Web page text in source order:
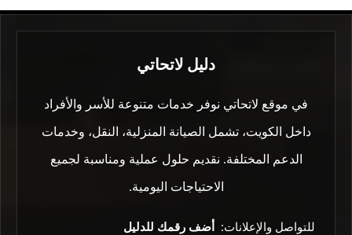
دليل لاتحاتي
في موقع لاتحاتي نوفر خدمات متنوعة للأسر والأفراد
داخل الكويت، تشمل الصيانة المنزلية، النقل، وخدمات
الدعم المختلفة. نقديم حلول عملية ومناسبة لجميع
الاحتياجات اليومية.
للتواصل والإعلانات: أضف رقمك للدليل